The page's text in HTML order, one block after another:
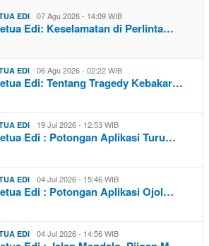
EDI 07 Agu 2026 - 14:09 WIB
Edi: Keselamatan di Perlinta…
EDI 06 Agu 2026 - 02:22 WIB
Edi: Tentang Tragedy Kebakar…
EDI 19 Jul 2026 - 12:53 WIB
Edi : Potongan Aplikasi Turu…
EDI 04 Jul 2026 - 15:46 WIB
Edi : Potongan Aplikasi Ojol…
EDI 04 Jul 2026 - 14:56 WIB